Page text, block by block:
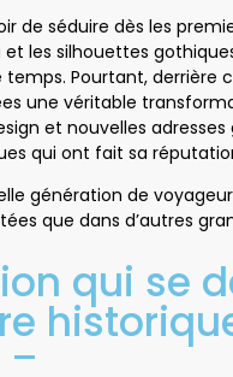
de séduire dès les
et les silhouettes
Pourtant, derrière
une véritable
et nouvelles
qui ont fait sa
génération de
que dans d’autres
qui se